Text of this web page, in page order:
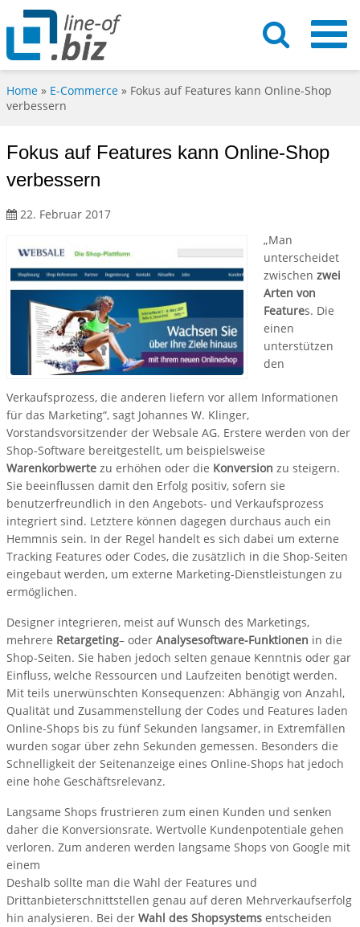
Home » E-Commerce » Fokus auf Features kann Online-Shop
verbessern
Fokus auf Features kann Online-Shop
verbessern
22. Februar 2017
„Man
unterscheidet
zwischen zwei
Arten von
Features. Die
einen
unterstützen
den
Verkaufsprozess, die anderen liefern vor allem Informationen
für das Marketing“, sagt Johannes W. Klinger,
Vorstandsvorsitzender der Websale AG. Erstere werden von der
Shop-Software bereitgestellt, um beispielsweise
Warenkorbwerte zu erhöhen oder die Konversion zu steigern.
Sie beeinflussen damit den Erfolg positiv, sofern sie
benutzerfreundlich in den Angebots- und Verkaufsprozess
integriert sind. Letztere können dagegen durchaus auch ein
Hemmnis sein. In der Regel handelt es sich dabei um externe
Tracking Features oder Codes, die zusätzlich in die Shop-Seiten
eingebaut werden, um externe Marketing-Dienstleistungen zu
ermöglichen.
Designer integrieren, meist auf Wunsch des Marketings,
mehrere Retargeting– oder Analysesoftware-Funktionen in die
Shop-Seiten. Sie haben jedoch selten genaue Kenntnis oder gar
Einfluss, welche Ressourcen und Laufzeiten benötigt werden.
Mit teils unerwünschten Konsequenzen: Abhängig von Anzahl,
Qualität und Zusammenstellung der Codes und Features laden
Online-Shops bis zu fünf Sekunden langsamer, in Extremfällen
wurden sogar über zehn Sekunden gemessen. Besonders die
Schnelligkeit der Seitenanzeige eines Online-Shops hat jedoch
eine hohe Geschäftsrelevanz.
Langsame Shops frustrieren zum einen Kunden und senken
daher die Konversionsrate. Wertvolle Kundenpotentiale gehen
verloren. Zum anderen werden langsame Shops von Google mit
einem
Deshalb sollte man die Wahl der Features und
Drittanbieterschnittstellen genau auf deren Mehrverkaufserfolg
hin analysieren. Bei der Wahl des Shopsystems entscheiden